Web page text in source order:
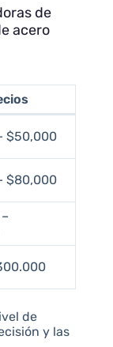
de
acero
$50,000
$80,000
de
y las